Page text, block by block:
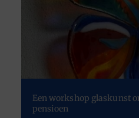
Een workshop glaskunst
pensioen